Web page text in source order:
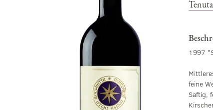
1997
feine
Saftig,